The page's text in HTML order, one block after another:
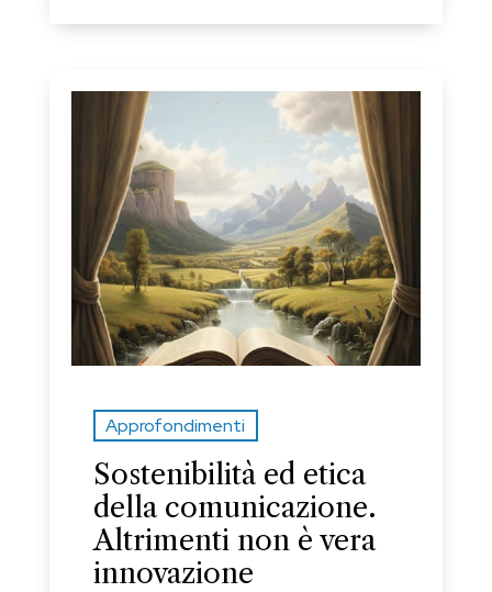
Approfondimenti
Sostenibilità ed etica
della comunicazione.
Altrimenti non è vera
innovazione